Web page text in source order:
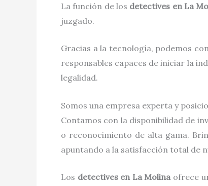
La función de los detectives en La
juzgado.
Gracias a la tecnología, podemos
responsables capaces de iniciar la
legalidad.
Somos una empresa experta y
Contamos con la disponibilidad de
o reconocimiento de alta gama.
apuntando a la satisfacción total de
Los detectives en La Molina ofrece